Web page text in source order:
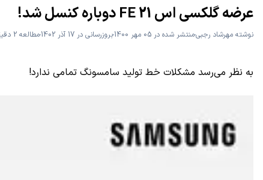
عرضه گلکسی اس 21 FE دوباره کنسل شد!
نوشته مهرشاد رجبیمنتشر شده در 05 مهر 1400 بروزرسانی در 17 آذر 1402
مطالعه 2 دقیقه
به نظر می‌رسد مشکلات خط تولید سامسونگ تمامی ندارد!